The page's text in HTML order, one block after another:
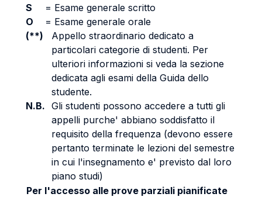
S
= Esame generale scritto
O
= Esame generale orale
(**)
Appello straordinario dedicato a
particolari categorie di studenti. Per
ulteriori informazioni si veda la sezione
dedicata agli esami della Guida dello
studente.
N.B. Gli studenti possono accedere a tutti gli
appelli purche' abbiano soddisfatto il
requisito della frequenza (devono essere
pertanto terminate le lezioni del semestre
in cui l'insegnamento e' previsto dal loro
piano studi)
Per l'accesso alle prove parziali pianificate